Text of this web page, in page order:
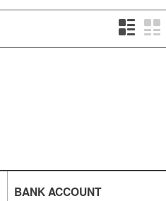
BANK ACCOUNT